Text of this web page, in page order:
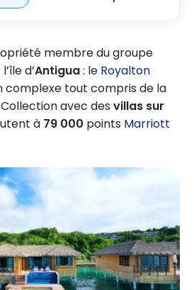
membre du groupe
d’Antigua: le Royalton
complexe tout compris de la
avec des villas sur
à 79 000 points Marriott